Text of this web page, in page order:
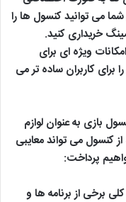
می توانید کنسول ها را
خریداری کنید.
ویژه ای برای
برای کاربران ساده تر می
بازی به عنوان لوازم
کنسول می تواند معایبی
پرداخت:
برخی از برنامه ها و